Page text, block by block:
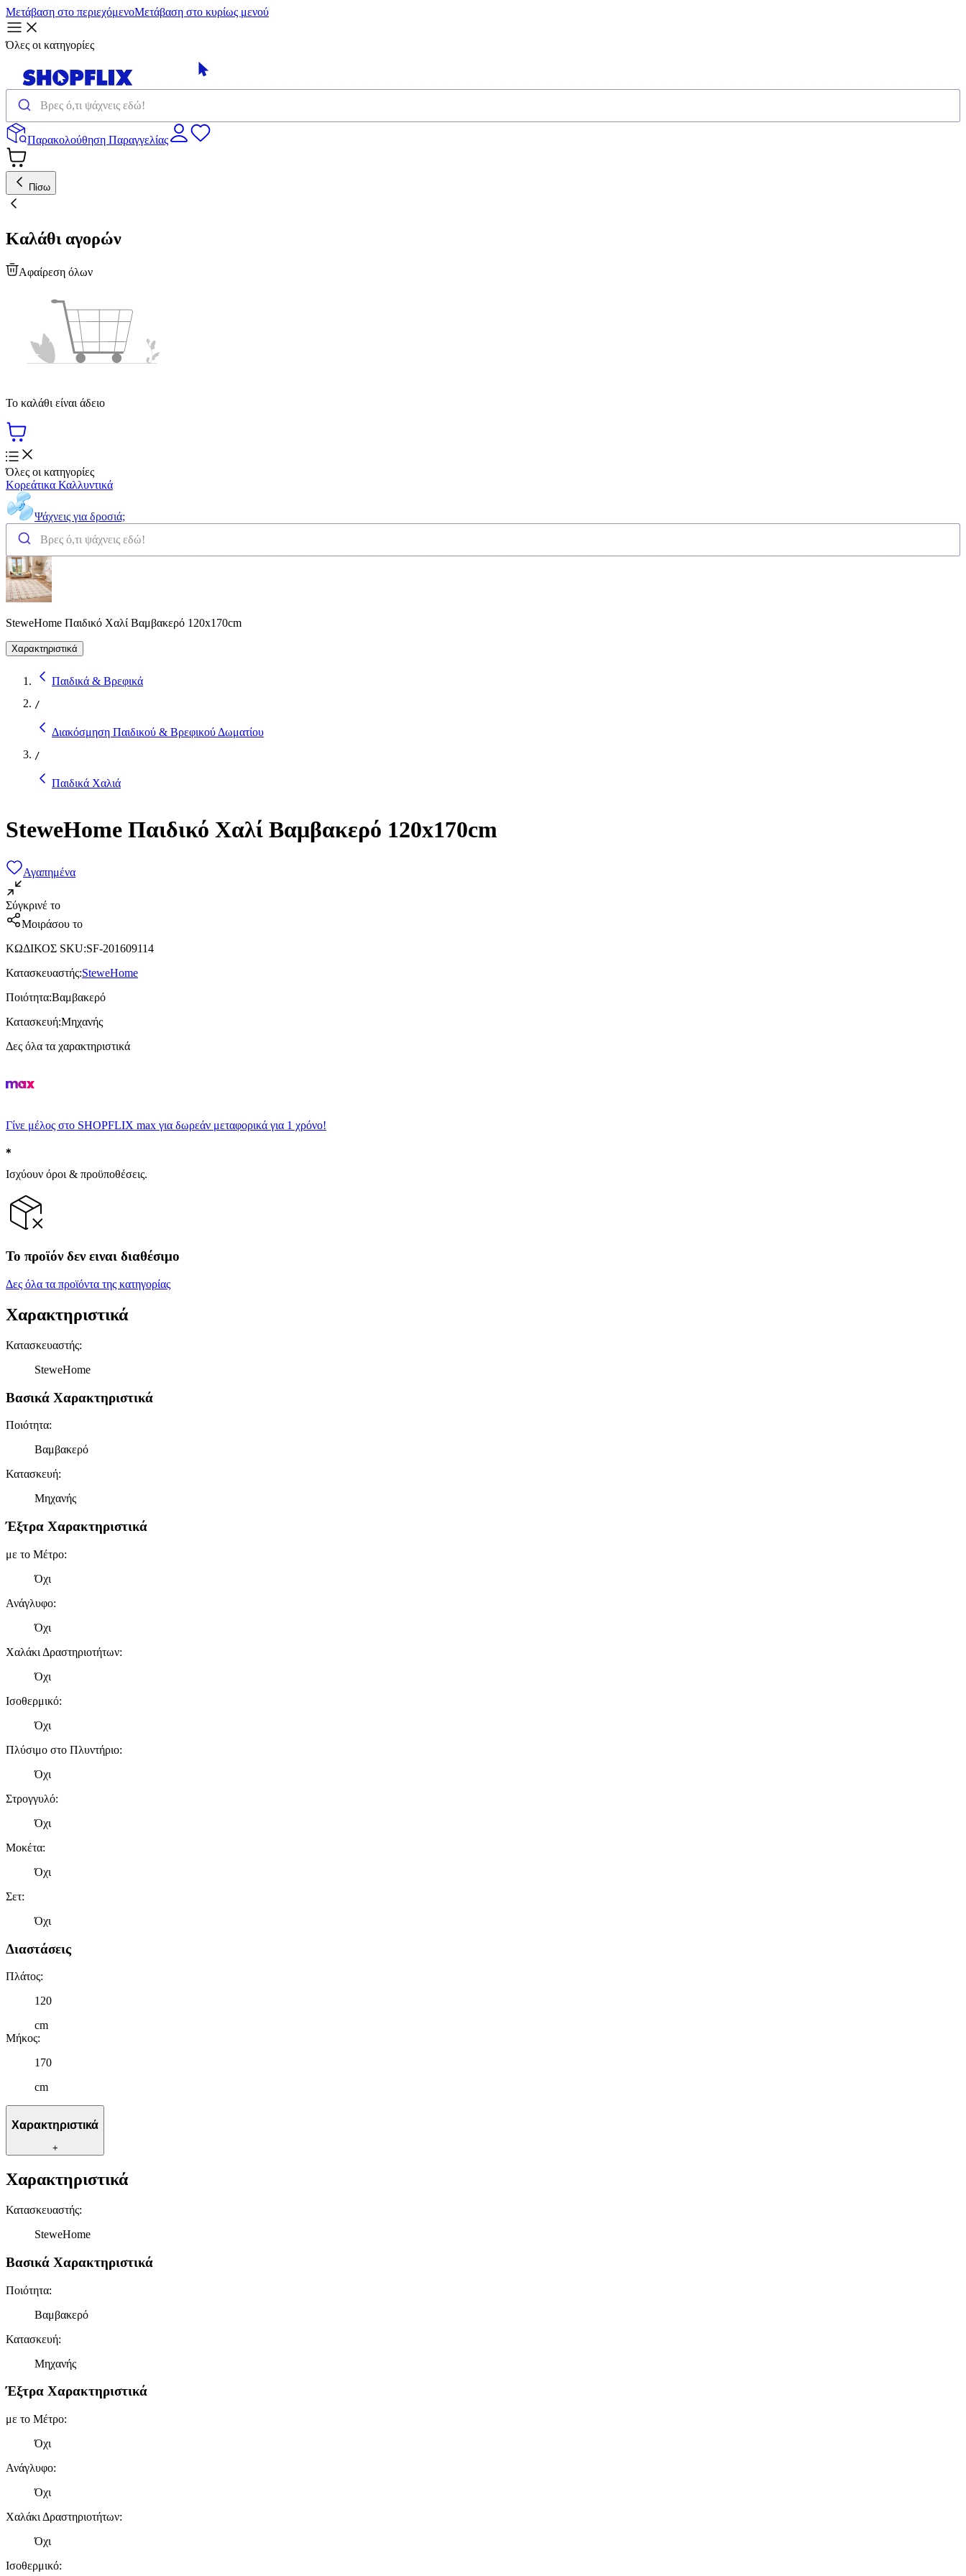
Μετάβαση στο περιεχόμενοΜετάβαση στο κυρίως μενού
Όλες οι κατηγορίες
Παρακολούθηση Παραγγελίας
Πίσω
Καλάθι αγορών
Αφαίρεση όλων
Το καλάθι είναι άδειο
Όλες οι κατηγορίες
Κορεάτικα Καλλυντικά
Ψάχνεις για δροσιά;
SteweHome Παιδικό Χαλί Βαμβακερό 120x170cm
Χαρακτηριστικά
Παιδικά & Βρεφικά
/
Διακόσμηση Παιδικού & Βρεφικού Δωματίου
/
Παιδικά Χαλιά
SteweHome Παιδικό Χαλί Βαμβακερό 120x170cm
Αγαπημένα
Σύγκρινέ το
Μοιράσου το
ΚΩΔΙΚΟΣ SKU:SF-201609114
Κατασκευαστής:SteweHome
Ποιότητα:Βαμβακερό
Κατασκευή:Μηχανής
Δες όλα τα χαρακτηριστικά
Γίνε μέλος στο SHOPFLIX max για δωρεάν μεταφορικά για 1 χρόνο!
Ισχύουν όροι & προϋποθέσεις.
Το προϊόν δεν ειναι διαθέσιμο
Δες όλα τα προϊόντα της κατηγορίας
Χαρακτηριστικά
Κατασκευαστής:
SteweHome
Βασικά Χαρακτηριστικά
Ποιότητα:
Βαμβακερό
Κατασκευή:
Μηχανής
Έξτρα Χαρακτηριστικά
με το Μέτρο:
Όχι
Ανάγλυφο:
Όχι
Χαλάκι Δραστηριοτήτων:
Όχι
Ισοθερμικό:
Όχι
Πλύσιμο στο Πλυντήριο:
Όχι
Στρογγυλό:
Όχι
Μοκέτα:
Όχι
Σετ:
Όχι
Διαστάσεις
Πλάτος:
120
cm
Μήκος:
170
cm
Χαρακτηριστικά
+
Χαρακτηριστικά
Κατασκευαστής:
SteweHome
Βασικά Χαρακτηριστικά
Ποιότητα:
Βαμβακερό
Κατασκευή:
Μηχανής
Έξτρα Χαρακτηριστικά
με το Μέτρο:
Όχι
Ανάγλυφο:
Όχι
Χαλάκι Δραστηριοτήτων:
Όχι
Ισοθερμικό: